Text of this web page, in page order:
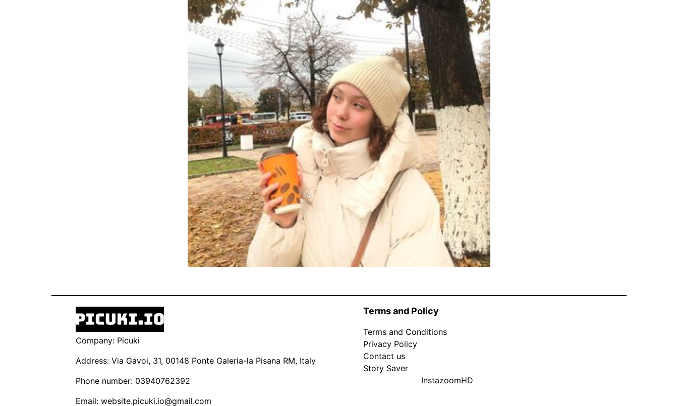
Company: Picuki
Address: Via Gavoi, 31, 00148 Ponte Galeria-la Pisana RM, Italy
Phone number: 03940762392
Email: website.picuki.io@gmail.com
Terms and Policy
Terms and Conditions
Privacy Policy
Contact us
Story Saver
InstazoomHD